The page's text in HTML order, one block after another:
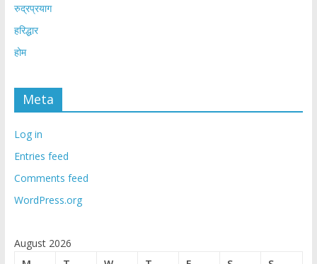
रुद्रप्रयाग
हरिद्धार
होम
Meta
Log in
Entries feed
Comments feed
WordPress.org
August 2026